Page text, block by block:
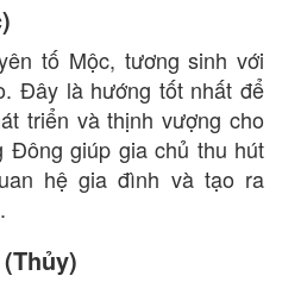
tố Mộc, tương sinh với
Đây là hướng tốt nhất để
triển và thịnh vượng cho
giúp gia chủ thu hút
hệ gia đình và tạo ra